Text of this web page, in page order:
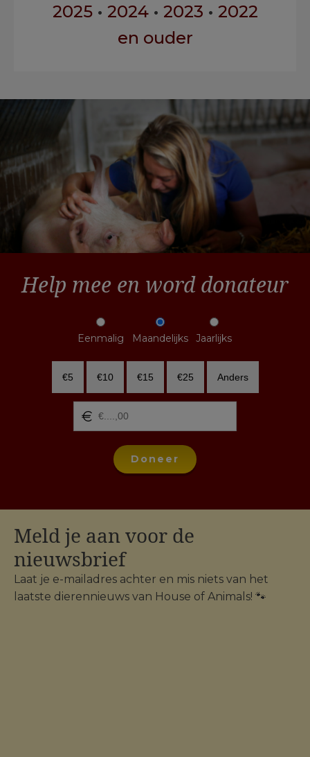
2025• 2024• 2023 • 2022
en ouder
Help mee en word donateur
Eenmalig Maandelijks Jaarlijks
€5 €10 €15 €25 Anders
Doneer
Meld je aan voor de
nieuwsbrief
Laat je e-mailadres achter en mis niets van het
laatste dierennieuws van House of Animals! 🐾